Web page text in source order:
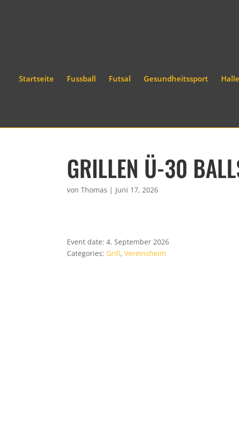
Startseite Fussball Futsal Gesundheitssport
GRILLEN Ü-30
vonThomas | Juni 17, 2026
Event date: 4. September 2026
Categories: Grill,Vereinsheim